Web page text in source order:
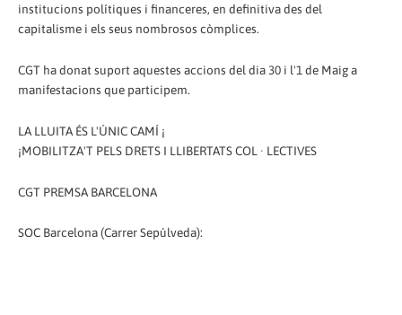
institucions polítiques i financeres, en definitiva des del
capitalisme i els seus nombrosos còmplices.
CGT ha donat suport aquestes accions del dia 30 i l'1 de Maig a
manifestacions que participem.
LA LLUITA ÉS L'ÚNIC CAMÍ ¡
¡MOBILITZA'T PELS DRETS I LLIBERTATS COL · LECTIVES
CGT PREMSA BARCELONA
SOC Barcelona (Carrer Sepúlveda):